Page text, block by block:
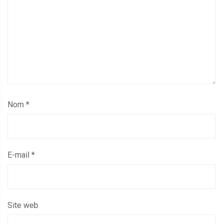
Nom *
E-mail *
Site web